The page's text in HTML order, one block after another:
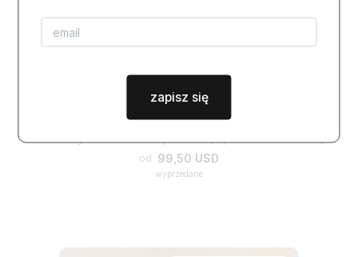
od 99,50 USD
wyprzedane
zapisz się